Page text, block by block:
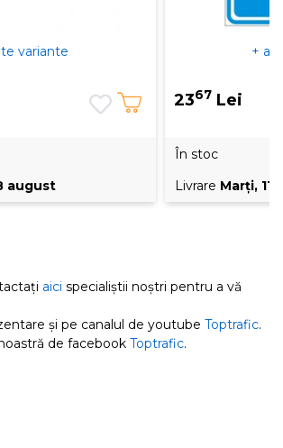
variante
august
+
2367 Lei
În stoc
Livrare Marţi, 11
aici specialiștii noștri pentru a vă
și pe canalul de youtube Toptrafic.
de facebook Toptrafic.